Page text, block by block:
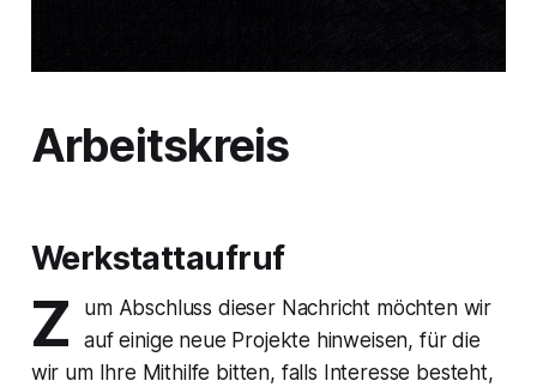
Arbeitskreis
Werkstattaufruf
Z
um Abschluss dieser Nachricht möchten wir
auf einige neue Projekte hinweisen, für die
wir um Ihre Mithilfe bitten, falls Interesse besteht,